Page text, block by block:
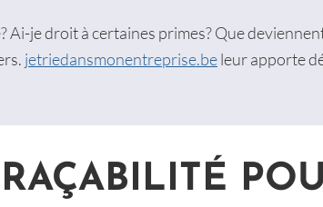
je droit à certaines primes? Que
jetriedansmonentreprise.beleur apporte